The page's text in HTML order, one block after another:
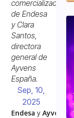
comercialización
de Endesa
y Clara
Santos,
directora
general de
Ayvens
España.
Sep, 10,
2025
Endesa yAyvens